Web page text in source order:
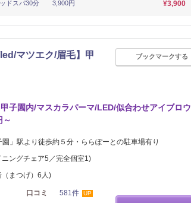
ッドスパ30分 3,900円 ¥3,900
マツエク/眉毛】甲
ブックマークする
子園内/マスカラパーマ/LED/似合わせアイブロウ
～
園」駅より徒歩約５分・ららぽーとの駐車場有り
ングチェア5／完全個室1)
まつげ）6人)
口コミ 581件 UP